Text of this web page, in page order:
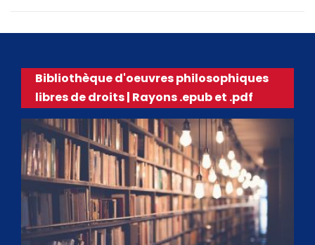
Bibliothèque d'oeuvres philosophiques
libres de droits | Rayons .epub et .pdf